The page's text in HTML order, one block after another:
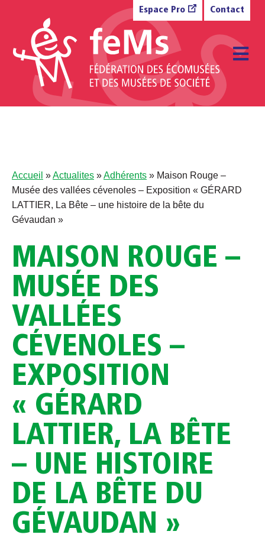
Espace Pro Contact
Accueil »Actualites »Adhérents » Maison Rouge –
Musée des vallées cévenoles – Exposition « GÉRARD
LATTIER, La Bête – une histoire de la bête du
Gévaudan »
MAISON ROUGE –
MUSÉE DES
VALLÉES
CÉVENOLES –
EXPOSITION
« GÉRARD
LATTIER, LA BÊTE
– UNE HISTOIRE
DE LA BÊTE DU
GÉVAUDAN »